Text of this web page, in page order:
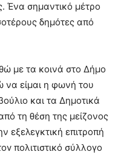
Ένα σημαντικό μέτρο
δημότες από
με τα κοινά στο Δήμο
να είμαι η φωνή του
και τα Δημοτικά
τη θέση της μείζονος
εξελεγκτική επιτροπή
πολιτιστικό σύλλογο